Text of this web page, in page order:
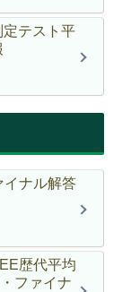
定テスト平
イナル解答
歴代平均
ファイナ